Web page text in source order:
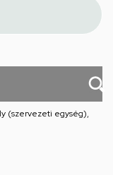
(szervezeti egység),